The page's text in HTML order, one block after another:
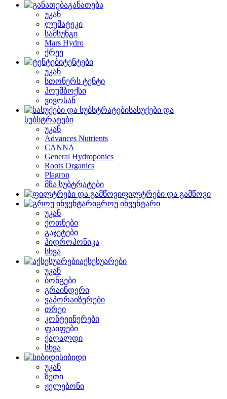
განათება
უკან
ლუმატეკი
სამსუნგი
Mars Hydro
ქრეე
ტენტები
უკან
სთონერს ტენტი
ჰოუმბოქსი
ვივოსან
სასუქები და
სუბსტრატები
უკან
Advances Nutrients
CANNA
General Hydroponics
Roots Organics
Plagron
მზა სუბტრატები
ფილტრები და გამწოვი
გროუ ინვენტარი
უკან
ქოთნები
გაჯეტები
ჰიდროპონიკა
სხვა
აქსესუარები
უკან
ბონგები
გრაინდერი
ვაპორაიზერები
თრეი
კონტეინერები
ფაიფები
ქაღალდი
სხვა
სიბიდი
უკან
ზეთი
ჟელებონი